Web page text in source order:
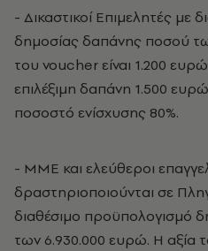
- Δικαστικοί Επιμελητές με
δημοσίας δαπάνης ποσού
του voucher είναι 1.200
επιλέξιμη δαπάνη 1.500
ποσοστό ενίσχυσης 80%.
- ΜΜΕ και ελεύθεροι
δραστηριοποιούνται σε
διαθέσιμο προϋπολογισμό
των 6.930.000 ευρώ. Η αξία